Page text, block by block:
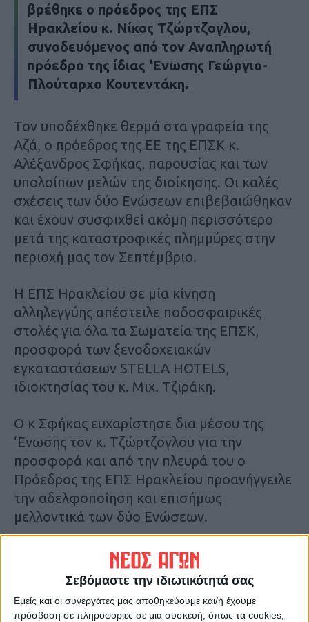
Σεβόμαστε την ιδιωτικότητά σας
Εμείς και οι συνεργάτες μας αποθηκεύουμε και/ή έχουμε
πρόσβαση σε πληροφορίες σε μια συσκευή, όπως τα cookies,
βρέθηκε ο πρόεδρος της ΕΠΣ
Ηρακλείου κ. Νίκος Τζώρτζογλου,
συνοδευόμενος από τον Αναπληρωτή
πρόεδρο της ίδιας ‘Ενωσης Γεώργιο-
Πλούταρχο Κουτεντάκη.
Τον υποδέχθηκε θερμά στα γραφεία της
Αζά, ο πρόεδρος της ΕΕ της ΕΠΣΚ κ.
Αλέξανδρος Σφήκας, παρουσίας και των
υπολοίπων μελών της διοίκησης. Οι καλές
σχέσεις των δύο Ενώσεων επιβεβαιώθηκαν
και έχουν συσφιχθεί ακόμη περισσότερο
μετά της καταστροφικές πλημμύρες στην
περιοχή μας τον Σεπτέμβριο.
Η ΕΠΣ Ηρακλείου σε μία κίνηση
αλληλεγγύης απέστειλε ποδοσφαιρικές
στολές για όλα τα Σωματεία της ΕΠΣΚ,
προσφορά των ξενοδοχειακών
εγκαταστάσεων STELLA HOTELS,
ιδιοκτησίας του κ. Μιχ. Τζιράκη.
Ο κ Σφήκας ευχαρίστησε δια μέσου της
‘Ενωσης τον κ. Τζώρτζογλου για την
προσφορά και από την πλευρά του ο
Πρόεδρος της ΕΠΣ Ηρακλείου προανήγγειλε
την αδελφοποίηση και επισήμως
μελλοντικά των δύο Ενώσεων.
Ακολούθησαν οι απονομές προς τιμήν των
δύο αξιωματούχων.
Δ.Φ.